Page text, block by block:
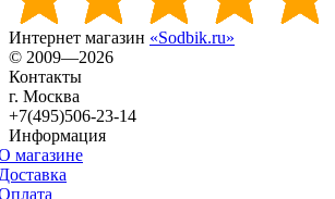
Интернет магазин «Sodbik.ru»
© 2009—2026
Контакты
г. Москва
+7(495)506-23-14
Информация
магазине